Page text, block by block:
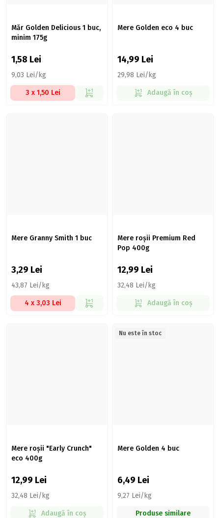
Măr Golden Delicious 1 buc,
minim 175g
1,58 Lei
9,03 Lei/kg
3 x 1,50 Lei
Mere Golden eco 4 buc
14,99 Lei
29,98 Lei/kg
Adaugă în coș
Mere Granny Smith 1 buc
3,29 Lei
43,87 Lei/kg
4 x 3,03 Lei
Mere roșii Premium Red
Pop 400g
12,99 Lei
32,48 Lei/kg
Adaugă în coș
Mere roșii "Early Crunch"
eco 400g
12,99 Lei
32,48 Lei/kg
Adaugă în coș
Nu este în stoc
Mere Golden 4 buc
6,49 Lei
9,27 Lei/kg
Produse similare